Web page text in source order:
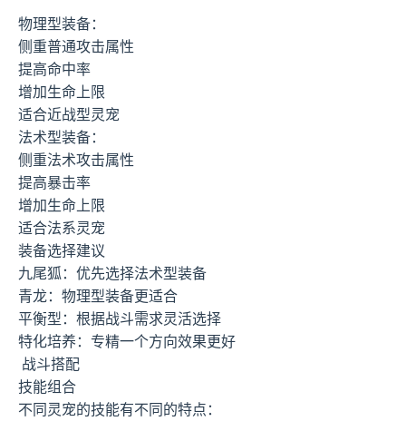
物理型装备：
侧重普通攻击属性
提高命中率
增加生命上限
适合近战型灵宠
法术型装备：
侧重法术攻击属性
提高暴击率
增加生命上限
适合法系灵宠
装备选择建议
九尾狐：优先选择法术型装备
青龙：物理型装备更适合
平衡型：根据战斗需求灵活选择
特化培养：专精一个方向效果更好
战斗搭配
技能组合
不同灵宠的技能有不同的特点：